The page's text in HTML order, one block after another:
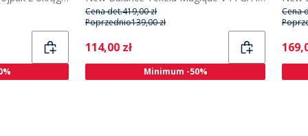
Cena det.419,00 zł
Poprzednio139,00 zł
Current
114,00 zł
Minimum -50%
Cena